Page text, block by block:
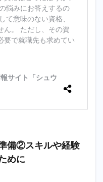
備②スキルや経験
めに